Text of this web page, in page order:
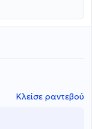
Κλείσε ραντεβού